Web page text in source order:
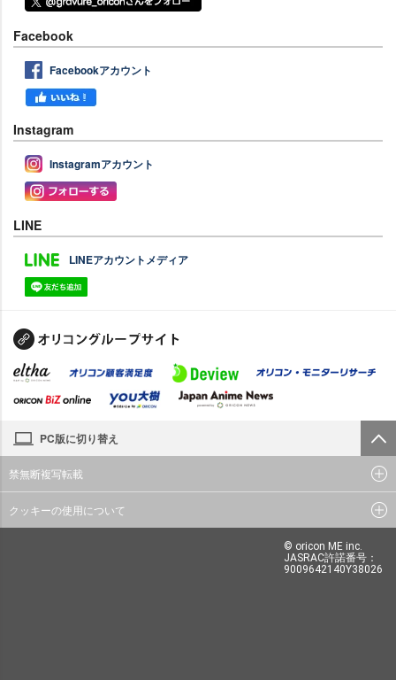
Facebook
Facebookアカウント
Instagram
Instagramアカウント
LINE
LINEアカウントメディア
PC版に切り替え
禁無断複写転載
クッキーの使用について
© oricon ME inc.
JASRAC許諾番号：
9009642140Y38026